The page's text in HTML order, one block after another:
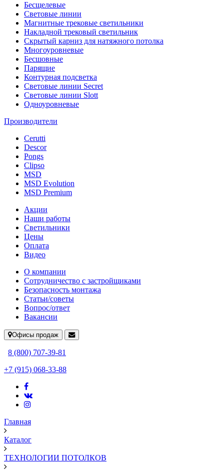
Бесщелевые
Световые линии
Магнитные трековые светильники
Накладной трековый светильник
Скрытый карниз для натяжного потолка
Многоуровневые
Бесшовные
Парящие
Контурная подсветка
Световые линии Secret
Световые линии Slott
Одноуровневые
Производители
Cerutti
Descor
Pongs
Clipso
MSD
MSD Evolution
MSD Premium
Акции
Наши работы
Светильники
Цены
Оплата
Видео
О компании
Сотрудничество с застройщиками
Безопасность монтажа
Статьи/советы
Вопрос/ответ
Вакансии
Офисы продаж
8 (800) 707-39-81
+7 (915) 068-33-88
Главная
Каталог
ТЕХНОЛОГИИ ПОТОЛКОВ